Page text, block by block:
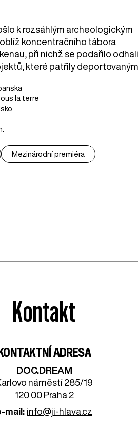
k rozsáhlým archeologickým
koncentračního tábora
při nichž se podařilo
které patřily deportovaným...
la terre
Mezinárodní premiéra
Kontakt
ADRESA
DOC.DREAM​
náměstí 285/19
120 00 Praha 2
mail: info@ji-hlava.cz